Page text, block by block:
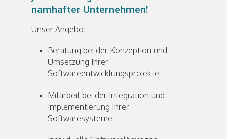
namhafter Unternehmen!
Unser Angebot
Beratung bei der Konzeption und
Umsetzung Ihrer
Softwareentwicklungsprojekte
Mitarbeit bei der Integration und
Implementierung Ihrer
Softwaresysteme